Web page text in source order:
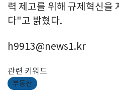
력 제고를 위해 규제혁신을
다"고 밝혔다.
h9913@news1.kr
관련 키워드
부동산